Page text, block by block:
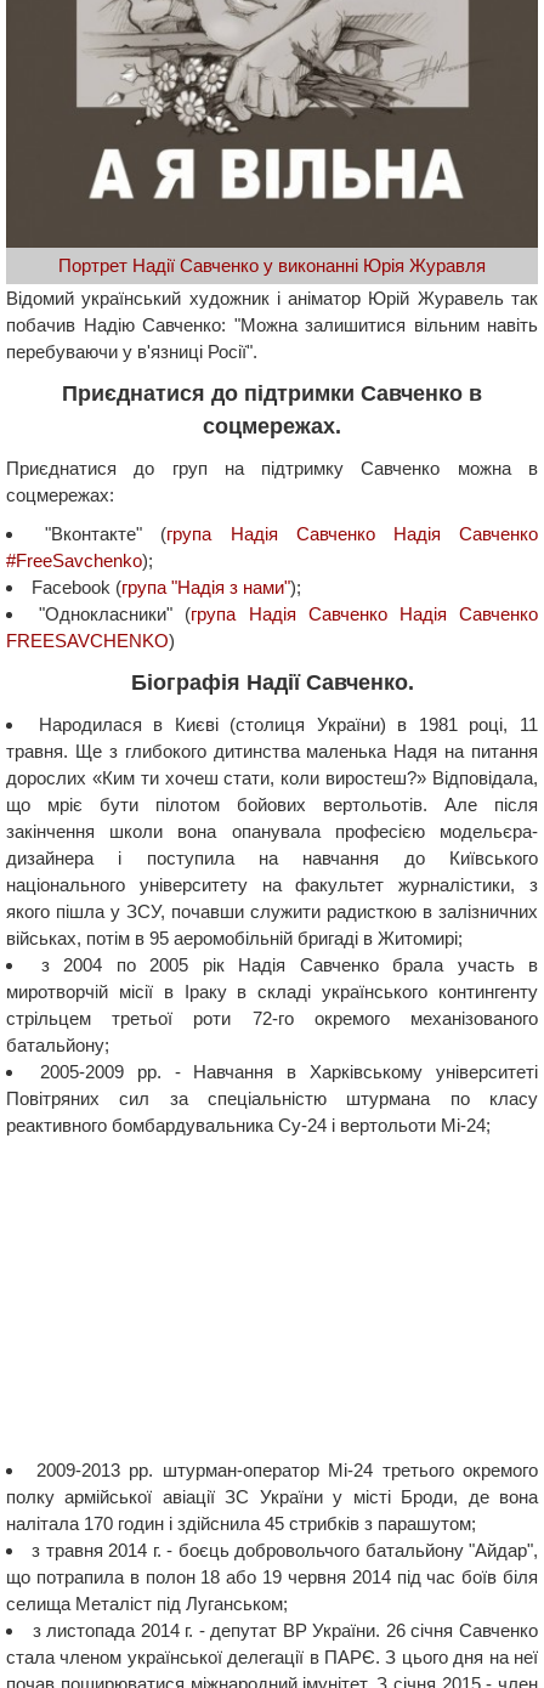
Портрет Надії Савченко у виконанні Юрія Журавля
Відомий український художник і аніматор Юрій Журавель так
побачив Надію Савченко: "Можна залишитися вільним навіть
перебуваючи у в'язниці Росії".
Приєднатися до підтримки Савченко в
соцмережах.
Приєднатися до груп на підтримку Савченко можна в
соцмережах:
"Вконтакте" (група Надія Савченко Надія Савченко
#FreeSavchenko);
Facebook (група "Надія з нами");
"Однокласники" (група Надія Савченко Надія Савченко
FREESAVCHENKO)
Біографія Надії Савченко.
Народилася в Києві (столиця України) в 1981 році, 11
травня. Ще з глибокого дитинства маленька Надя на питання
дорослих «Ким ти хочеш стати, коли виростеш?» Відповідала,
що мріє бути пілотом бойових вертольотів. Але після
закінчення школи вона опанувала професією модельєра-
дизайнера і поступила на навчання до Київського
національного університету на факультет журналістики, з
якого пішла у ЗСУ, почавши служити радисткою в залізничних
військах, потім в 95 аеромобільній бригаді в Житомирі;
з 2004 по 2005 рік Надія Савченко брала участь в
миротворчій місії в Іраку в складі українського контингенту
стрільцем третьої роти 72-го окремого механізованого
батальйону;
2005-2009 рр. - Навчання в Харківському університеті
Повітряних сил за спеціальністю штурмана по класу
реактивного бомбардувальника Су-24 і вертольоти Мі-24;
2009-2013 рр. штурман-оператор Мі-24 третього окремого
полку армійської авіації ЗС України у місті Броди, де вона
налітала 170 годин і здійснила 45 стрибків з парашутом;
з травня 2014 г. - боєць добровольчого батальйону "Айдар",
що потрапила в полон 18 або 19 червня 2014 під час боїв біля
селища Металіст під Луганськом;
з листопада 2014 г. - депутат ВР України. 26 січня Савченко
стала членом української делегації в ПАРЄ. З цього дня на неї
почав поширюватися міжнародний імунітет. З січня 2015 - член